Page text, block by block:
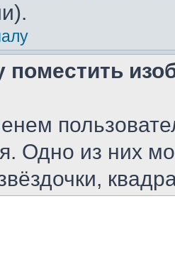
поместить
Одно из них